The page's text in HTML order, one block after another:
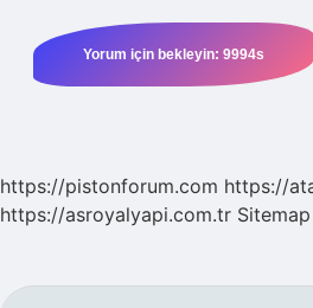
https://pistonforum.com https://
https://asroyalyapi.com.tr Sitemap